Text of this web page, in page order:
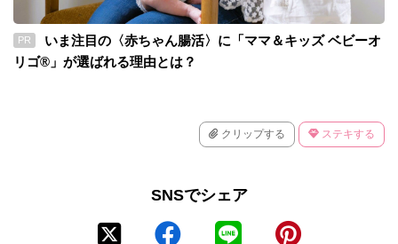
PR
いま注目の〈赤ちゃん腸活〉に「ママ＆キッズ ベビーオ
リゴ®」が選ばれる理由とは？
クリップする ステキする
SNSでシェア